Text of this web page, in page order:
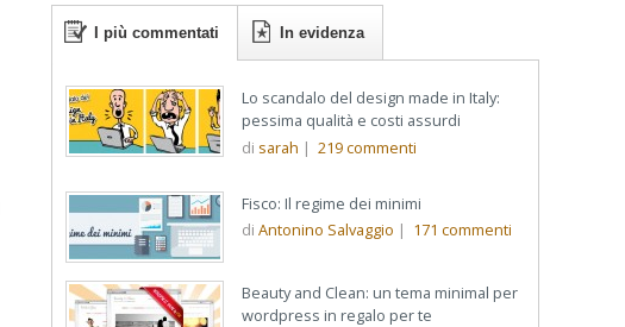
I più commentati In evidenza
Lo scandalo del design made in Italy:
pessima qualità e costi assurdi
di sarah | 219commenti
Fisco: Il regime dei minimi
di Antonino Salvaggio | 171 commenti
Beauty and Clean: un tema minimal per
wordpress in regalo per te